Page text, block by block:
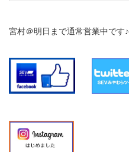
宮村＠明日まで通常営業中です♪